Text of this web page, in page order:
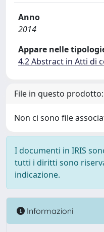
Anno
2014
Appare nelle
4.2 Abstract in Atti di
File in questo prodotto:
Non ci sono file
I documenti in IRIS
tutti i diritti sono
indicazione.
Informazioni